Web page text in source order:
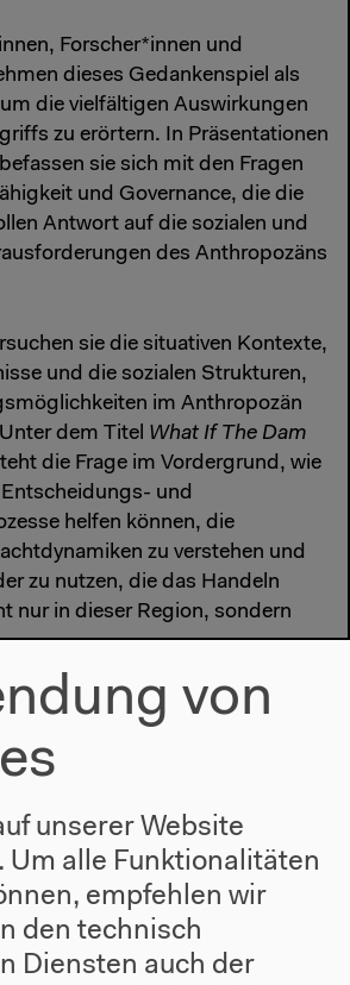
Forscher*innen und
dieses Gedankenspiel als
die vielfältigen Auswirkungen
zu erörtern. In Präsentationen
sie sich mit den Fragen
und Governance, die die
Antwort auf die sozialen und
des Anthropozäns
sie die situativen Kontexte,
und die sozialen Strukturen,
im Anthropozän
dem Titel What If The Dam
die Frage im Vordergrund, wie
und
helfen können, die
zu verstehen und
zu nutzen, die das Handeln
nur in dieser Region, sondern
,Lesley Green, Orit
A. Hadly Brian Holmes
#Erde #Forschung
#Geologie
#Politik
von
unserer Website
Um alle Funktionalitäten
empfehlen wir
den technisch
Diensten auch der